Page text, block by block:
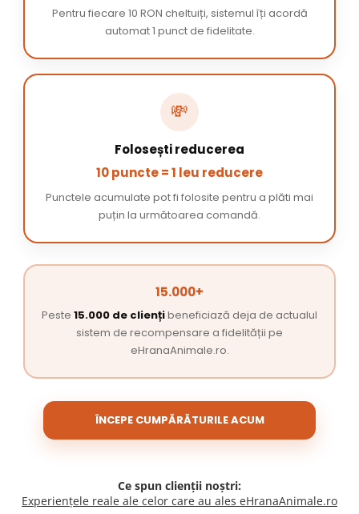
Pentru fiecare 10 RON cheltuiți, sistemul îți acordă
automat 1 punct de fidelitate.
💸
Folosești reducerea
10 puncte = 1 leu reducere
Punctele acumulate pot fi folosite pentru a plăti mai
puțin la următoarea comandă.
15.000+
Peste 15.000 de cliențibeneficiază deja de actualul
sistem de recompensare a fidelității pe
eHranaAnimale.ro.
ÎNCEPE CUMPĂRĂTURILE ACUM
Ce spun clienții noștri:
Experiențele reale ale celor care au ales eHranaAnimale.ro